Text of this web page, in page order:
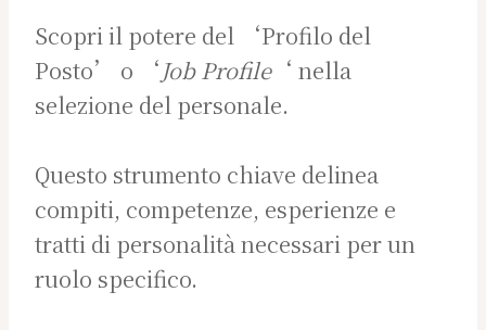
Scopri il potere del ‘Profilo del
Posto’ o ‘ Job Profile‘ nella
selezione del personale.
Questo strumento chiave delinea
compiti, competenze, esperienze e
tratti di personalità necessari per un
ruolo specifico.